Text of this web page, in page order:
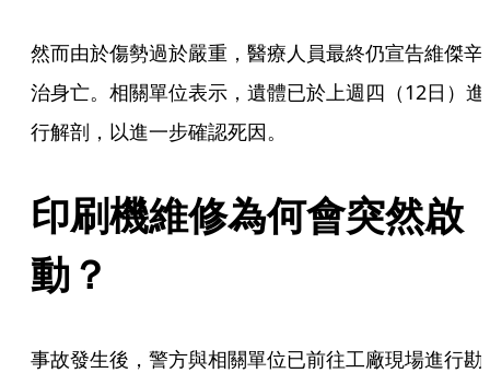
然而由於傷勢過於嚴重，醫療人員最終仍宣告維傑辛
治身亡。相關單位表示，遺體已於上週四（12日）進
行解剖，以進一步確認死因。
印刷機維修為何會突然啟
動？
事故發生後，警方與相關單位已前往工廠現場進行勘